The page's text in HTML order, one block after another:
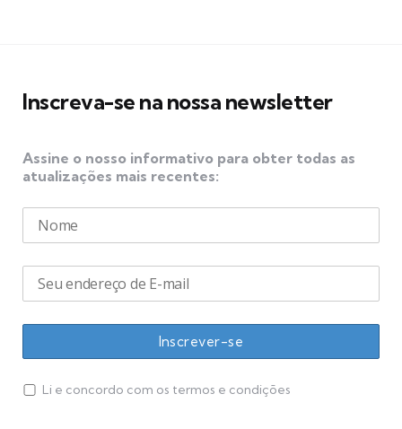
Inscreva-se na nossa newsletter
Assine o nosso informativo para obter todas as
atualizações mais recentes:
Li e concordo com os termos e condições